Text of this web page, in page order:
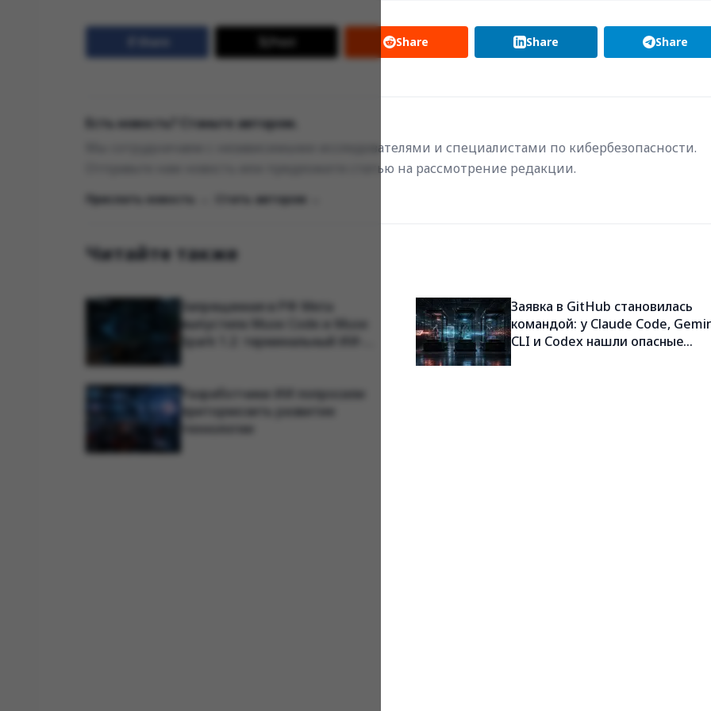
Post Share Share Share
Есть новость? Станьте автором.
Мы сотрудничаем с независимыми исследователями и специалистами по кибербезопасности.
Отправьте нам новость или предложите статью на рассмотрение редакции.
Прислать новость → Стать автором →
Читайте также
Запрещенная в РФ Meta
выпустила Muse Code и Muse
Spark 1.2: терминальный ИИ-
Заявка в GitHub становилась
командой: у Claude Code,
CLI и Codex нашли опасные
Разработчики ИИ попросили
притормозить развитие
технологии